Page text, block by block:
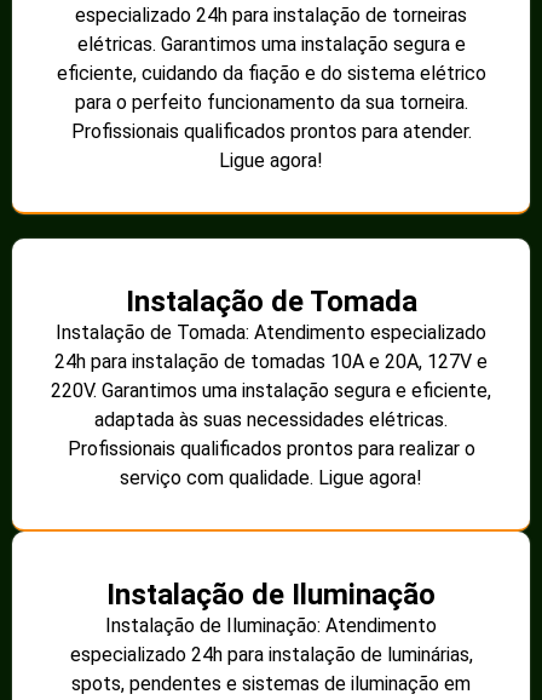
especializado 24h para instalação de torneiras
elétricas. Garantimos uma instalação segura e
eficiente, cuidando da fiação e do sistema elétrico
para o perfeito funcionamento da sua torneira.
Profissionais qualificados prontos para atender.
Ligue agora!
Instalação de Tomada
Instalação de Tomada: Atendimento especializado
24h para instalação de tomadas 10A e 20A, 127V e
220V. Garantimos uma instalação segura e eficiente,
adaptada às suas necessidades elétricas.
Profissionais qualificados prontos para realizar o
serviço com qualidade. Ligue agora!
Instalação de Iluminação
Instalação de Iluminação: Atendimento
especializado 24h para instalação de luminárias,
spots, pendentes e sistemas de iluminação em